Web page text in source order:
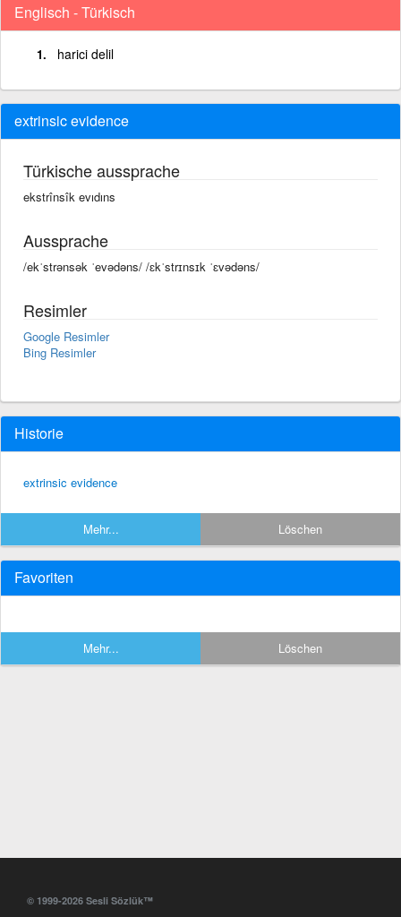
Englisch - Türkisch
harici delil
extrinsic evidence
Türkische aussprache
ekstrînsîk evıdıns
Aussprache
/ekˈstrənsək ˈevədəns/ /ɛkˈstrɪnsɪk ˈɛvədəns/
Resimler
Google Resimler
Bing Resimler
Historie
extrinsic evidence
Mehr... Löschen
Favoriten
Mehr... Löschen
© 1999-2026 Sesli Sözlük™